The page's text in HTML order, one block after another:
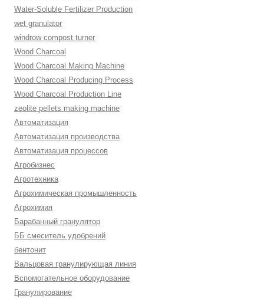
Water-Soluble Fertilizer Production
wet granulator
windrow compost turner
Wood Charcoal
Wood Charcoal Making Machine
Wood Charcoal Producing Process
Wood Charcoal Production Line
zeolite pellets making machine
Автоматизация
Автоматизация производства
Автоматизация процессов
Агробизнес
Агротехника
Агрохимическая промышленность
Агрохимия
Барабанный гранулятор
ББ смеситель удобрений
бентонит
Вальцовая гранулирующая линия
Вспомогательное оборудование
Гранулирование